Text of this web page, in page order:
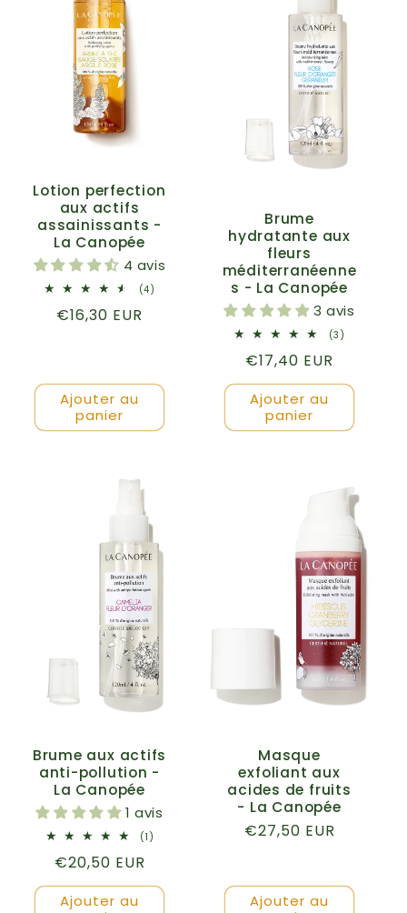
Lotion perfection
aux actifs
assainissants -
La Canopée
4 avis
(4)
Prix
€16,30 EUR
Ajouter au
panier
Brume
hydratante aux
fleurs
méditerranéenne
s - La Canopée
3 avis
(3)
Prix
habituel
€17,40 EUR
Ajouter au
panier
Brume aux actifs
anti-pollution -
La Canopée
1 avis
(1)
Prix
habituel
€20,50 EUR
Ajouter au
Masque
exfoliant aux
acides de fruits
- La Canopée
Prix
€27,50 EUR
Ajouter au